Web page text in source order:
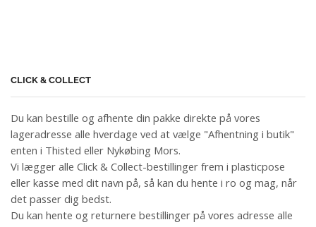
CLICK & COLLECT
Du kan bestille og afhente din pakke direkte på vores
lageradresse alle hverdage ved at vælge "Afhentning i butik"
enten i Thisted eller Nykøbing Mors.
Vi lægger alle Click & Collect-bestillinger frem i plasticpose
eller kasse med dit navn på, så kan du hente i ro og mag, når
det passer dig bedst.
Du kan hente og returnere bestillinger på vores adresse alle